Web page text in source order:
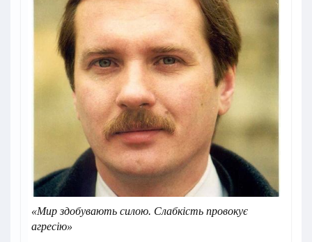
«Мир здобувають силою. Слабкість провокує
агресію»